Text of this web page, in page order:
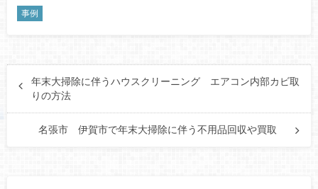
事例
年末大掃除に伴うハウスクリーニング エアコン内部カビ取
りの方法
名張市 伊賀市で年末大掃除に伴う不用品回収や買取